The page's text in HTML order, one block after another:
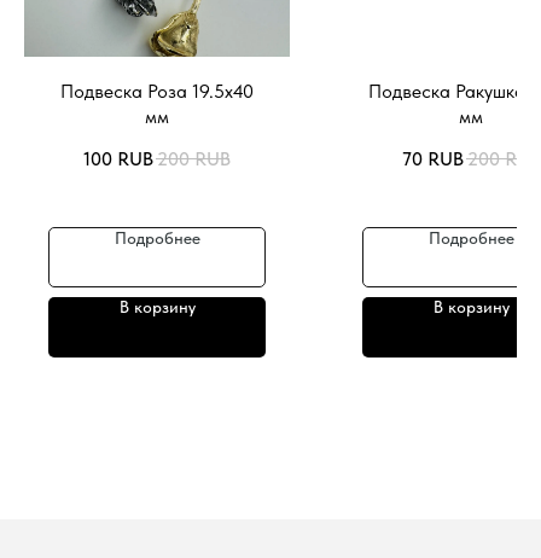
Подвеска Роза 19.5х40
мм
100 RUB200 RUB
Подробнее
В корзину
Подвеска Ракушка
мм
70 RUB200 RUB
Подробнее
В корзину